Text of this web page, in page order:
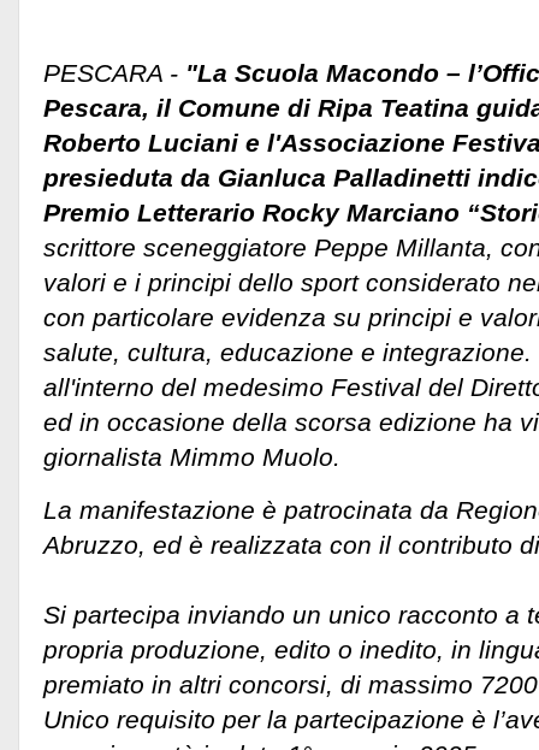
PESCARA - "La Scuola Macondo –
Pescara, il Comune di Ripa Teatina
Roberto Luciani e l'Associazione
presieduta da Gianluca Palladinetti
Premio Letterario Rocky Marciano
scrittore sceneggiatore Peppe Millanta,
valori e i principi dello sport considerato
con particolare evidenza su principi e
salute, cultura, educazione e
all'interno del medesimo Festival del
ed in occasione della scorsa edizione ha
giornalista Mimmo Muolo.
La manifestazione è patrocinata da
Abruzzo, ed è realizzata con il contributo
Si partecipa inviando un unico racconto a
propria produzione, edito o inedito, in
premiato in altri concorsi, di massimo
Unico requisito per la partecipazione è